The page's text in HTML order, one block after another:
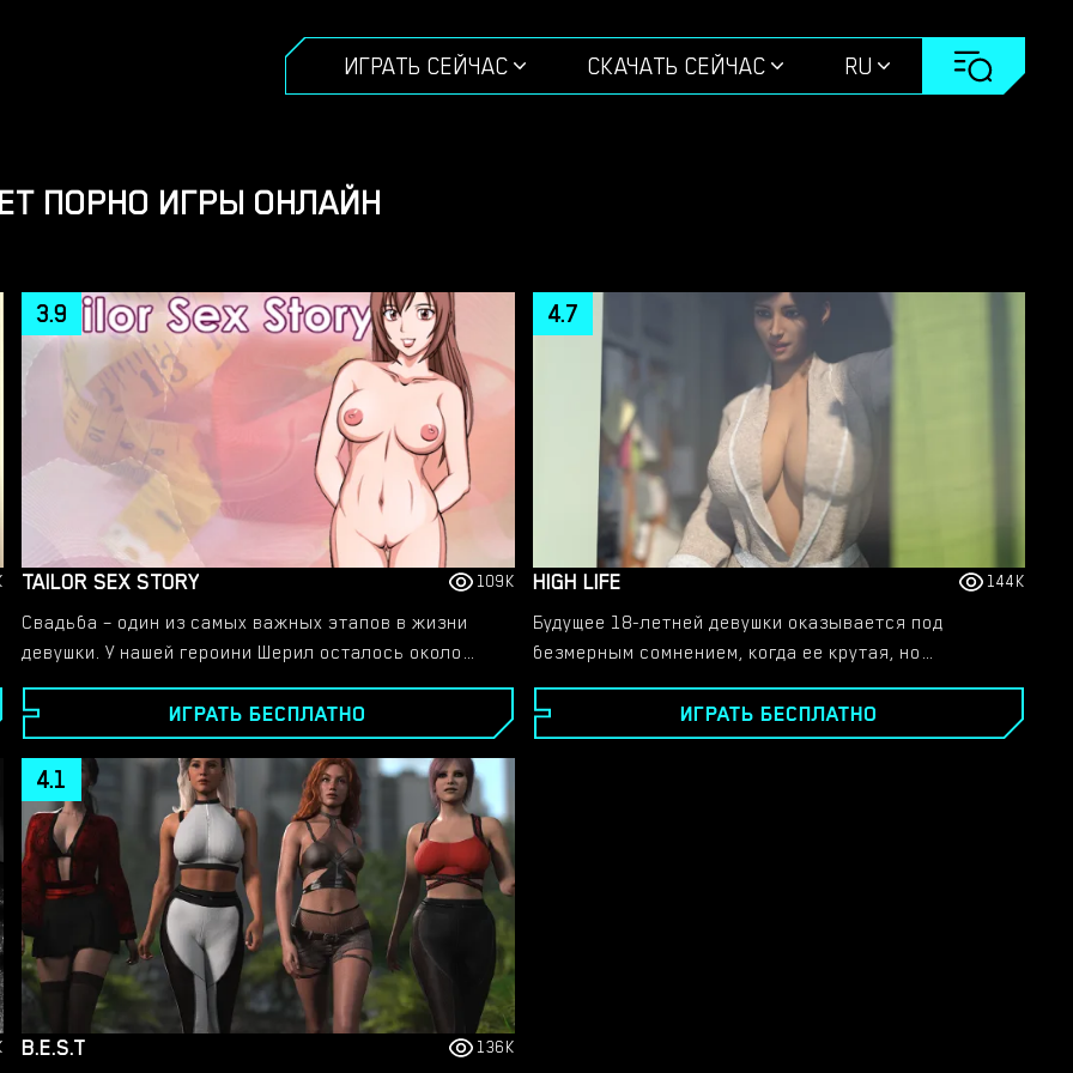
ИГРАТЬ СЕЙЧАС СКАЧАТЬ СЕЙЧАС RU
ПОРНО ИГРЫ ОНЛАЙН
TAILOR SEX STORY
3.9
109K
Свадьба – один из самых важных этапов в жизни
девушки. У нашей героини Шерил осталось около
недели до этого великого дня. Но свадебного
платья у нее еще нет, поэтому Шерил собирается в
мастерскую мистера Браммеля. Ее ждет небольшое
сексуальное приключение с молодым портным
Гарри.
ИГРАТЬ БЕСПЛАТНО
HIGH LIFE
4.7
144K
Будущее 18-летней девушки оказывается под
безмерным сомнением, когда ее крутая, но
обеспокоенная лучшая подруга знакомит ее с миром
секса, наркотиков и алкоголя. — Элеонора — яркая,
талантливая студентка из порядочной семьи. Ее
ИГРАТЬ БЕСПЛАТНО
B.E.S.T
4.1
136K